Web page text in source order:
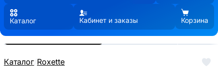
Каталог Кабинет и заказы Корзина
Каталог/Roxette
Реальные фото пластинки.
Нажмите, чтобы увеличить